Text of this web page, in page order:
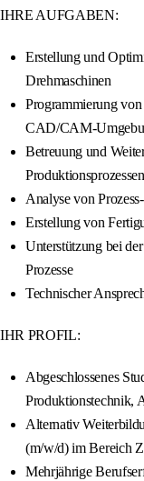
IHRE AUFGABEN:
Erstellung und
Drehmaschinen
Programmierung
CAD/CAM-
Betreuung und
Produktionsprozessen
Analyse von
Erstellung von
Unterstützung bei
Prozesse
Technischer
IHR PROFIL:
Abgeschlossenes
Produktionstechnik,
Alternativ
(m/w/d) im Bereich
Mehrjährige